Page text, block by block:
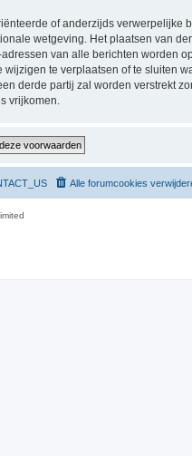
of anderzijds verwerpelijke
wetgeving. Het plaatsen van
van alle berichten worden
te verplaatsen of te sluiten
derde partij zal worden verstrekt
vrijkomen.
Alle forumcookies